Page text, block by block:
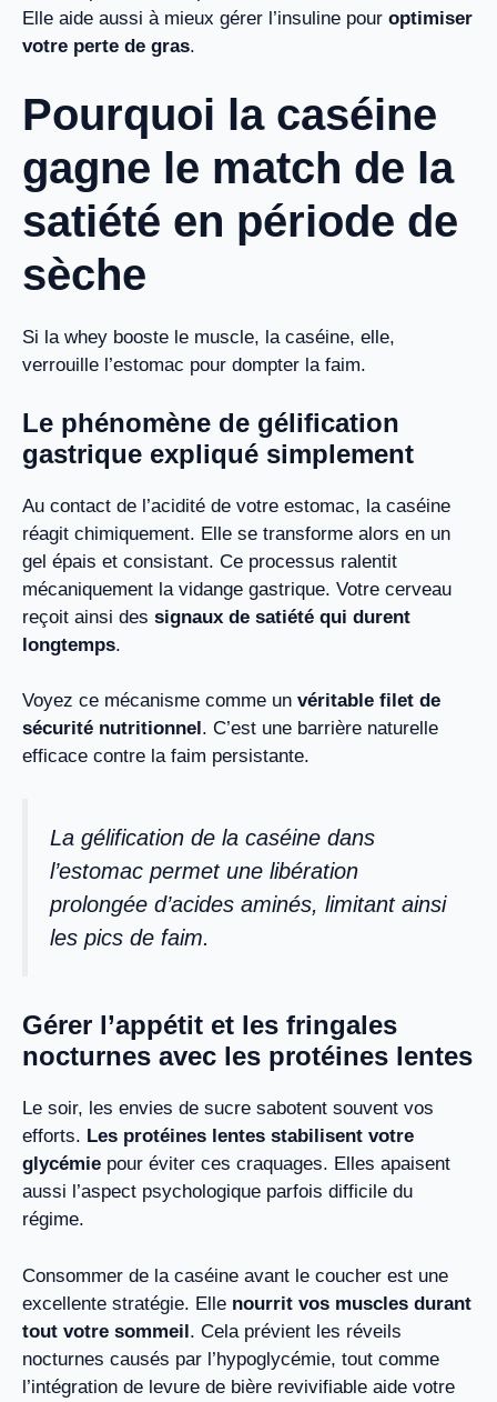
Elle aide aussi à mieux gérer l’insuline pour optimiser
votre perte de gras.
Pourquoi la caséine
gagne le match de la
satiété en période de
sèche
Si la whey booste le muscle, la caséine, elle,
verrouille l’estomac pour dompter la faim.
Le phénomène de gélification
gastrique expliqué simplement
Au contact de l’acidité de votre estomac, la caséine
réagit chimiquement. Elle se transforme alors en un
gel épais et consistant. Ce processus ralentit
mécaniquement la vidange gastrique. Votre cerveau
reçoit ainsi des signaux de satiété qui durent
longtemps.
Voyez ce mécanisme comme un véritable filet de
sécurité nutritionnel . C’est une barrière naturelle
efficace contre la faim persistante.
La gélification de la caséine dans
l’estomac permet une libération
prolongée d’acides aminés, limitant ainsi
les pics de faim.
Gérer l’appétit et les fringales
nocturnes avec les protéines lentes
Le soir, les envies de sucre sabotent souvent vos
efforts. Les protéines lentes stabilisent votre
glycémie pour éviter ces craquages. Elles apaisent
aussi l’aspect psychologique parfois difficile du
régime.
Consommer de la caséine avant le coucher est une
excellente stratégie. Elle nourrit vos muscles durant
tout votre sommeil. Cela prévient les réveils
nocturnes causés par l’hypoglycémie, tout comme
l’intégration de levure de bière revivifiable aide votre